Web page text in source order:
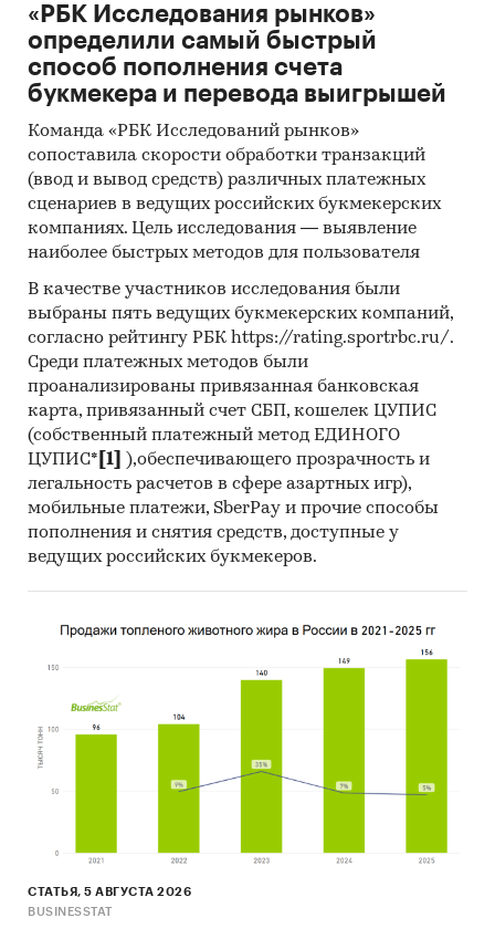
«РБК Исследования рынков»
определили самый быстрый
способ пополнения счета
букмекера и перевода выигрышей
Команда «РБК Исследований рынков»
сопоставила скорости обработки транзакций
(ввод и вывод средств) различных платежных
сценариев в ведущих российских букмекерских
компаниях. Цель исследования — выявление
наиболее быстрых методов для пользователя
В качестве участников исследования были
выбраны пять ведущих букмекерских компаний,
согласно рейтингу РБК https://rating.sportrbc.ru/.
Среди платежных методов были
проанализированы привязанная банковская
карта, привязанный счет СБП, кошелек ЦУПИС
(собственный платежный метод ЕДИНОГО
ЦУПИС* [1]
),обеспечивающего прозрачность и
легальность расчетов в сфере азартных игр),
мобильные платежи, SberPay и прочие способы
пополнения и снятия средств, доступные у
ведущих российских букмекеров.
СТАТЬЯ, 5 АВГУСТА 2026
BUSINESSTAT